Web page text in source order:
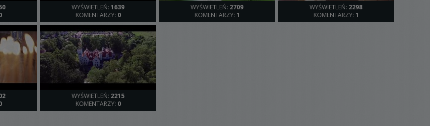
WYŚWIETLEŃ: 1639
KOMENTARZY: 0
WYŚWIETLEŃ: 2709
KOMENTARZY: 1
WYŚWIETLEŃ: 2298
KOMENTARZY: 1
WYŚWIETLEŃ: 2215
KOMENTARZY: 0